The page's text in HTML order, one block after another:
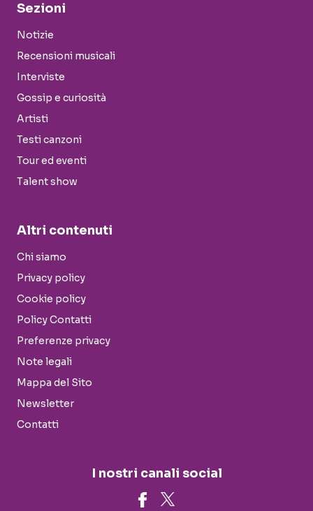
Sezioni
Notizie
Recensioni musicali
Interviste
Gossip e curiosità
Artisti
Testi canzoni
Tour ed eventi
Talent show
Altri contenuti
Chi siamo
Privacy policy
Cookie policy
Policy Contatti
Preferenze privacy
Note legali
Mappa del Sito
Newsletter
Contatti
I nostri canali social